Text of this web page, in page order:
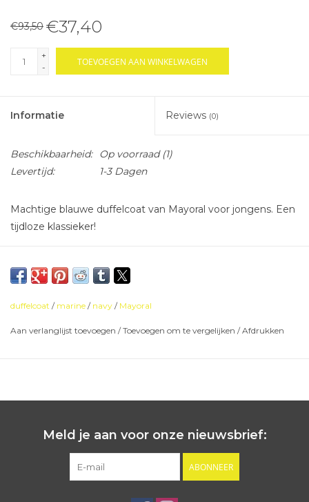
€93,50 €37,40
+
-
TOEVOEGEN AAN WINKELWAGEN
Informatie Reviews (0)
Beschikbaarheid: Op voorraad(1)
Levertijd:
1-3 Dagen
Machtige blauwe duffelcoat van Mayoral voor jongens. Een
tijdloze klassieker!
duffelcoat / marine / navy / Mayoral
Aan verlanglijst toevoegen /Toevoegen om te vergelijken /Afdrukken
Meld je aan voor onze nieuwsbrief:
ABONNEER